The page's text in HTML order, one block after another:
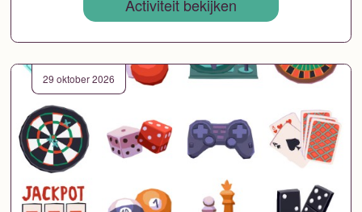
Activiteit bekijken
29 oktober 2026